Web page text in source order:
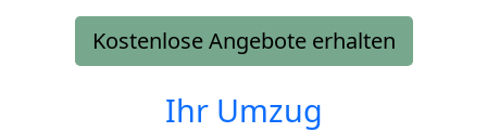
Kostenlose Angebote erhalten
Ihr Umzug